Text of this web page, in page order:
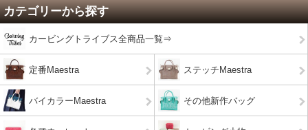
カテゴリーから探す
カービングトライブス全商品一覧⇒
定番Maestra ステッチMaestra
バイカラーMaestra その他新作バッグ